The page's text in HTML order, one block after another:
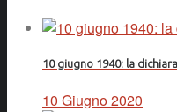
10 giugno 1940: la
10 Giugno 2020